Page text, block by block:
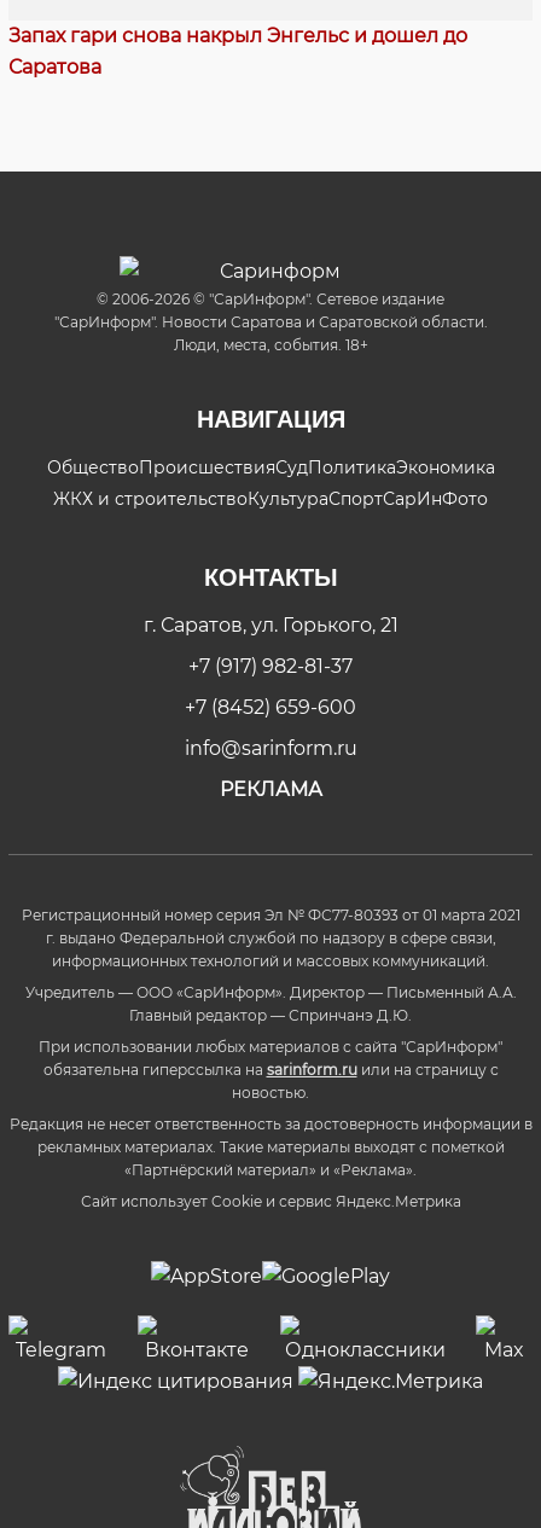
Запах гари снова накрыл Энгельс и дошел до
Саратова
© 2006-2026 © "СарИнформ". Сетевое издание
"СарИнформ". Новости Саратова и Саратовской области.
Люди, места, события. 18+
НАВИГАЦИЯ
ОбществоПроисшествияСудПолитикаЭкономика
ЖКХ и строительствоКультураСпортСарИнФото
КОНТАКТЫ
г. Саратов, ул. Горького, 21
+7 (917) 982-81-37
+7 (8452) 659-600
info@sarinform.ru
РЕКЛАМА
Регистрационный номер серия Эл № ФС77-80393 от 01 марта 2021
г. выдано Федеральной службой по надзору в сфере связи,
информационных технологий и массовых коммуникаций.
Учредитель — ООО «СарИнформ». Директор — Письменный А.А.
Главный редактор — Спринчанэ Д.Ю.
При использовании любых материалов с сайта "СарИнформ"
обязательна гиперссылка на sarinform.ruили на страницу с
новостью.
Редакция не несет ответственность за достоверность информации в
рекламных материалах. Такие материалы выходят с пометкой
«Партнёрский материал» и «Реклама».
Сайт использует Cookie и сервиc Яндекс.Метрика